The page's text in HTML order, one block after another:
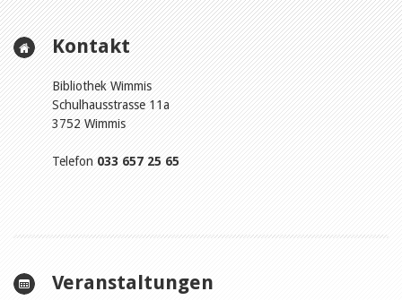
Agenda
Dienstleistungen
biblioBE nutzen
Kontakt
Bibliothek Wimmis
Schulhausstrasse 11a
3752 Wimmis
Telefon 033 657 25 65
Veranstaltungen